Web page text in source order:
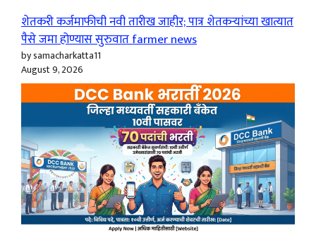
शेतकरी कर्जमाफीची नवी तारीख जाहीर; पात्र शेतकऱ्यांच्या खात्यात
पैसे जमा होण्यास सुरुवात farmer news
by samacharkatta11
August 9, 2026